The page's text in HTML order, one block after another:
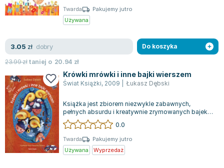
Ajahn Brahm
Lucinda Riley
Twarda
Pakujemy jutro
Używana
3.05 zł dobry
23.99złtaniej o 20.94 zł
Do koszyka
Krówki mrówki i inne bajki wierszem
Świat Książki, 2009 Łukasz Dębski
Książka jest zbiorem niezwykle zabawnych,
pełnych absurdu i kreatywnie zrymowanych bajek,
idealnych dla najmłodszych czytelników....
0.0
Twarda
Pakujemy jutro
Używana
Wyprzedaż